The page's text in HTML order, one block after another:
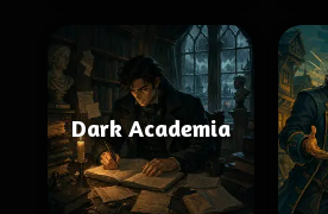
Dark Academia